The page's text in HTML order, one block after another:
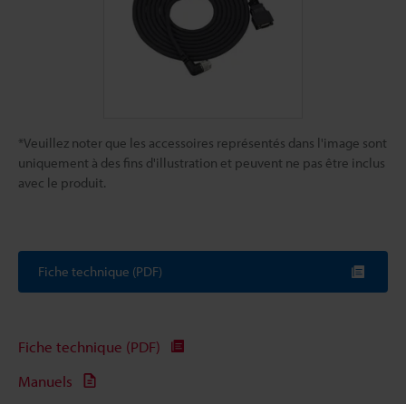
*Veuillez noter que les accessoires représentés dans l'image sont
uniquement à des fins d'illustration et peuvent ne pas être inclus
avec le produit.
Fiche technique (PDF)
Fiche technique (PDF)
Manuels